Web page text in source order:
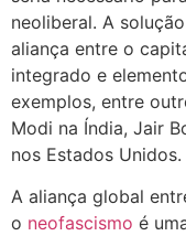
neoliberal. A
aliança entre o
integrado e
exemplos, entre
Modi na Índia, Jair
nos Estados Unidos.
A aliança global
o neofascismo é